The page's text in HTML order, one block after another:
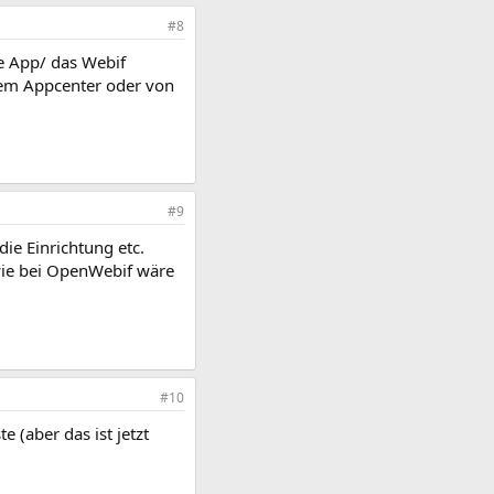
#8
App/ das Webif
Appcenter oder von
#9
Einrichtung etc.
bei OpenWebif wäre
#10
(aber das ist jetzt